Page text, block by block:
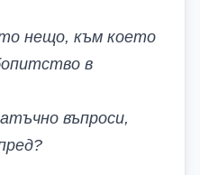
нещо, към което
в
въпроси,